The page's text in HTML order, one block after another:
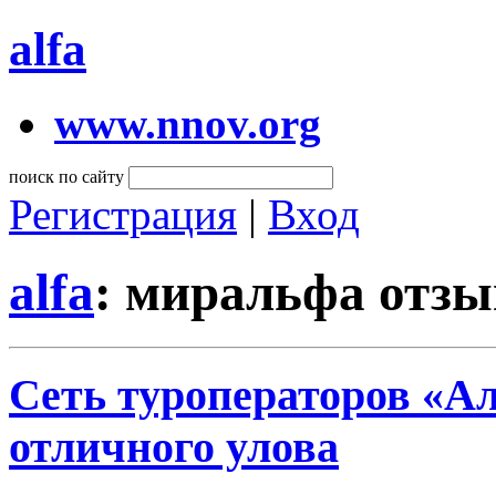
alfa
www.nnov.org
поиск по сайту
Регистрация | Вход
alfa: миральфа
Сеть туроператоров
отличного улова